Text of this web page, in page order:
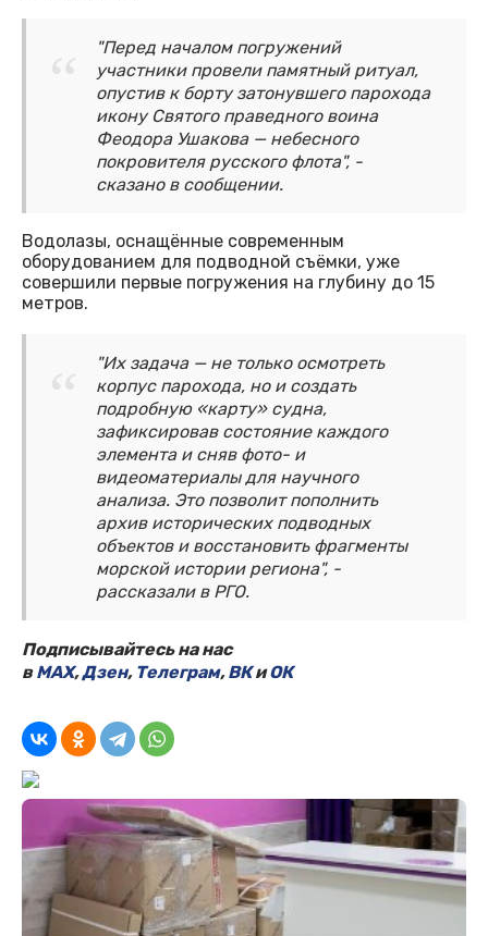
"Перед началом погружений
участники провели памятный ритуал,
опустив к борту затонувшего парохода
икону Святого праведного воина
Феодора Ушакова — небесного
покровителя русского флота", -
сказано в сообщении.
Водолазы, оснащённые современным
оборудованием для подводной съёмки, уже
совершили первые погружения на глубину до 15
метров.
"Их задача — не только осмотреть
корпус парохода, но и создать
подробную «карту» судна,
зафиксировав состояние каждого
элемента и сняв фото- и
видеоматериалы для научного
анализа. Это позволит пополнить
архив исторических подводных
объектов и восстановить фрагменты
морской истории региона", -
рассказали в РГО.
Подписывайтесь на нас
вMAX,Дзен, Телеграм,ВКиОК